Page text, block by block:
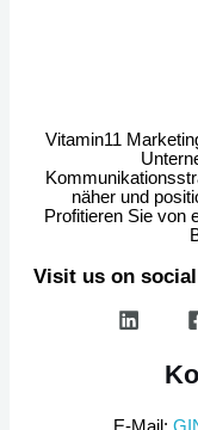
Vitamin11
näher und
Profitieren Sie von
Visit us on